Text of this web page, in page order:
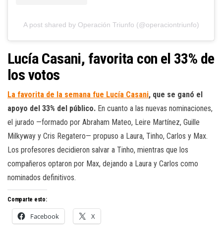
A post shared by Operación Triunfo (@operaciontriunfo)
Lucía Casani, favorita con el 33% de
los votos
La favorita de la semana fue Lucía Casani, que se ganó el
apoyo del 33% del público. En cuanto a las nuevas nominaciones,
el jurado —formado por Abraham Mateo, Leire Martínez, Guille
Milkyway y Cris Regatero— propuso a Laura, Tinho, Carlos y Max.
Los profesores decidieron salvar a Tinho, mientras que los
compañeros optaron por Max, dejando a Laura y Carlos como
nominados definitivos.
Comparte esto:
Facebook X